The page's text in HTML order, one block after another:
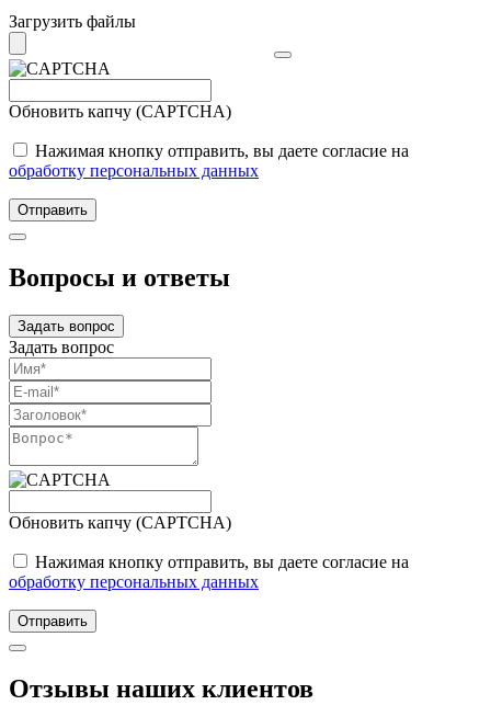
Загрузить файлы
Обновить капчу (CAPTCHA)
Нажимая кнопку отправить, вы даете согласие на
обработку персональных данных
Отправить
Вопросы и ответы
Задать вопрос
Задать вопрос
Обновить капчу (CAPTCHA)
Нажимая кнопку отправить, вы даете согласие на
обработку персональных данных
Отправить
Отзывы наших клиентов